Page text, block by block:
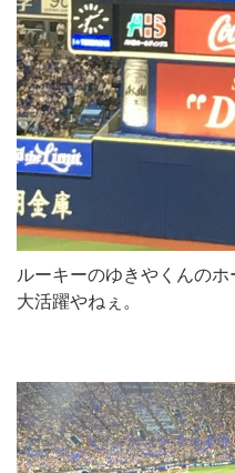
ルーキーのゆきやくんのホ
大活躍やねぇ。